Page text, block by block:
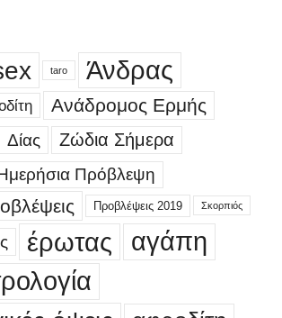
taro Άνδρας
Ανάδρομος Ερμής
Δίας Ζώδια Σήμερα
Πρόβλεψη
Προβλέψεις 2019 Σκορπιός
έρωτας αγάπη